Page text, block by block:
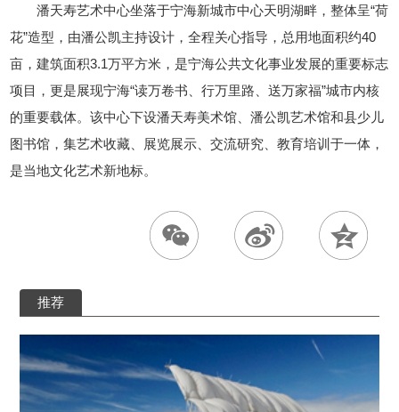
潘天寿艺术中心坐落于宁海新城市中心天明湖畔，整体呈“荷
花”造型，由潘公凯主持设计，全程关心指导，总用地面积约40
亩，建筑面积3.1万平方米，是宁海公共文化事业发展的重要标志
项目，更是展现宁海“读万卷书、行万里路、送万家福”城市内核
的重要载体。该中心下设潘天寿美术馆、潘公凯艺术馆和县少儿
图书馆，集艺术收藏、展览展示、交流研究、教育培训于一体，
是当地文化艺术新地标。
推荐